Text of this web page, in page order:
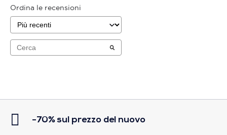
Ordina le recensioni
-70% sul prezzo del nuovo